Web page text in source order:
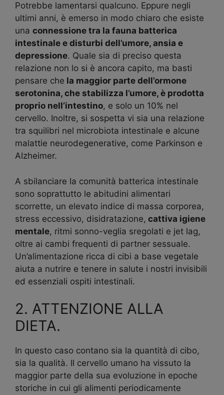
Potrebbe lamentarsi qualcuno. Eppure negli
ultimi anni, è emerso in modo chiaro che esiste
una connessione tra la fauna batterica
intestinale e disturbi dell’umore, ansia e
depressione. Quale sia di preciso questa
relazione non lo si è ancora capito, ma basti
pensare che la maggior parte dell’ormone
serotonina, che stabilizza l’umore, è prodotta
proprio nell’intestino, e solo un 10% nel
cervello. Inoltre, si sospetta vi sia una relazione
tra squilibri nel microbiota intestinale e alcune
malattie neurodegenerative, come Parkinson e
Alzheimer.
A sbilanciare la comunità batterica intestinale
sono soprattutto le abitudini alimentari
scorrette, un elevato indice di massa corporea,
stress eccessivo, disidratazione, cattiva igiene
mentale, ritmi sonno-veglia sregolati e jet lag,
oltre ai cambi frequenti di partner sessuale.
Un’alimentazione ricca di cibi a base vegetale
aiuta a nutrire e tenere in salute i nostri invisibili
ed essenziali ospiti intestinali.
2. ATTENZIONE ALLA
DIETA.
In questo caso contano sia la quantità di cibo,
sia la qualità. Il cervello umano ha vissuto la
maggior parte della sua evoluzione in epoche
storiche in cui gli alimenti periodicamente